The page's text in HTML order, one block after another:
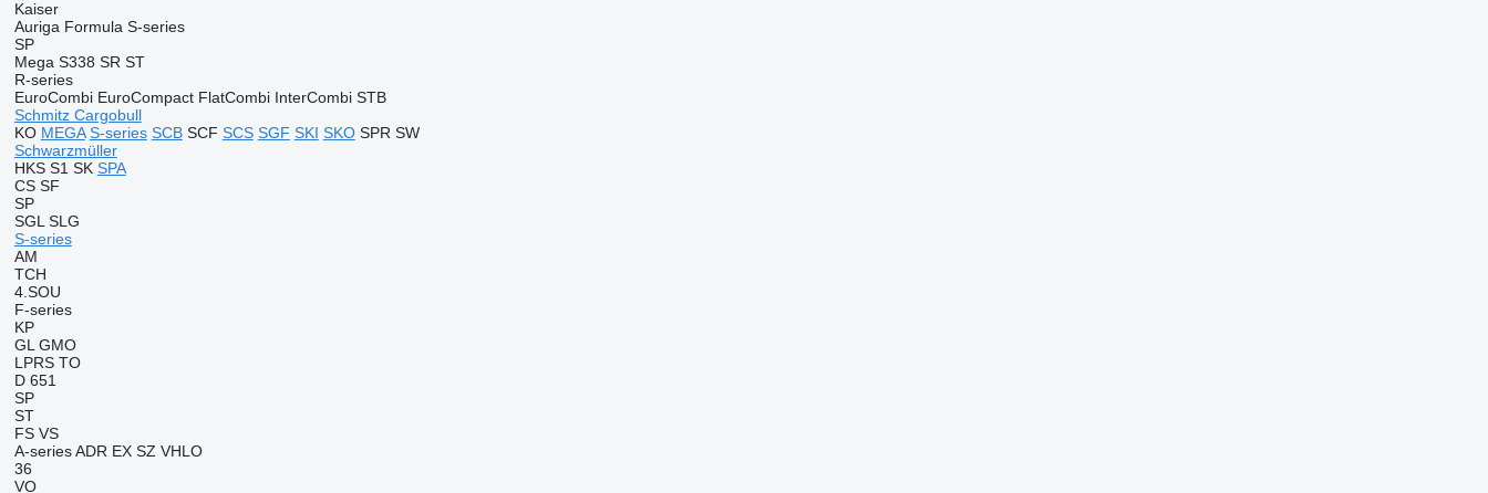
Kaiser
Auriga Formula S-series
SP
Mega S338 SR ST
R-series
EuroCombi EuroCompact FlatCombi InterCombi STB
Schmitz Cargobull
KO MEGA S-series SCB SCF SCS SGF SKI SKO SPR SW
Schwarzmüller
HKS S1 SK SPA
CS SF
SP
SGL SLG
S-series
AM
TCH
4.SOU
F-series
KP
GL GMO
LPRS TO
D 651
SP
ST
FS VS
A-series ADR EX SZ VHLO
36
VO